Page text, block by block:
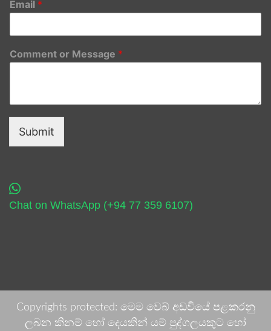
Email *
Comment or Message *
Submit
Chat on WhatsApp (+94 77 359 6107)
Copyrights protected: මෙම වෙබ් අඩවියේ පළකරනු
ලබන කිනම් හෝ දෙයකින් යම් පුද්ගලයකුට හෝ